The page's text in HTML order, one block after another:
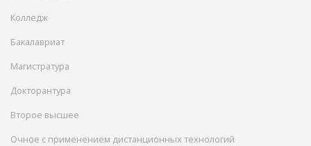
Колледж
Бакалавриат
Магистратура
Докторантура
Второе высшее
Очное с применением дистанционных технологий